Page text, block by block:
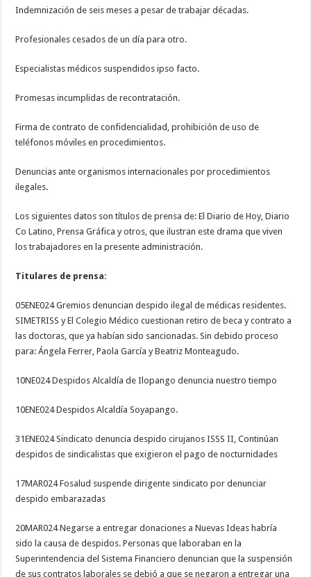
Indemnización de seis meses a pesar de trabajar décadas.
Profesionales cesados de un día para otro.
Especialistas médicos suspendidos ipso facto.
Promesas incumplidas de recontratación.
Firma de contrato de confidencialidad, prohibición de uso de
teléfonos móviles en procedimientos.
Denuncias ante organismos internacionales por procedimientos
ilegales.
Los siguientes datos son títulos de prensa de: El Diario de Hoy, Diario
Co Latino, Prensa Gráfica y otros, que ilustran este drama que viven
los trabajadores en la presente administración.
Titulares de prensa:
05ENE024 Gremios denuncian despido ilegal de médicas residentes.
SIMETRISS y El Colegio Médico cuestionan retiro de beca y contrato a
las doctoras, que ya habían sido sancionadas. Sin debido proceso
para: Ángela Ferrer, Paola García y Beatriz Monteagudo.
10NE024 Despidos Alcaldía de Ilopango denuncia nuestro tiempo
10ENE024 Despidos Alcaldía Soyapango.
31ENE024 Sindicato denuncia despido cirujanos ISSS II, Continúan
despidos de sindicalistas que exigieron el pago de nocturnidades
17MAR024 Fosalud suspende dirigente sindicato por denunciar
despido embarazadas
20MAR024 Negarse a entregar donaciones a Nuevas Ideas habría
sido la causa de despidos. Personas que laboraban en la
Superintendencia del Sistema Financiero denuncian que la suspensión
de sus contratos laborales se debió a que se negaron a entregar una